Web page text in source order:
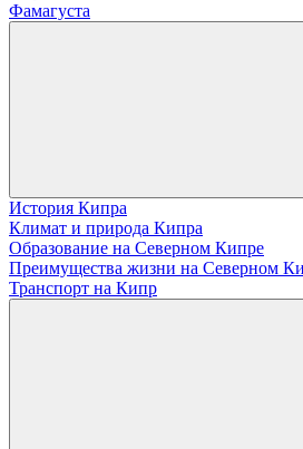
Фамагуста
История Кипра
Климат и природа Кипра
Образование на Северном Кипре
Преимущества жизни на Северном
Транспорт на Кипр